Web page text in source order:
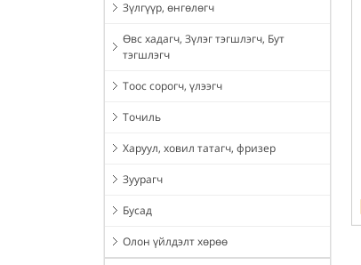
Зүлгүүр, өнгөлөгч
Өвс хадагч, Зүлэг тэгшлэгч, Бут
тэгшлэгч
Тоос сорогч, үлээгч
Точиль
Харуул, ховил татагч, фризер
Зуурагч
Бусад
Олон үйлдэлт хөрөө